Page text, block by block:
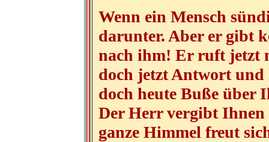
Wenn ein Mensch
darunter. Aber er gibt
nach ihm! Er ruft jetzt
doch jetzt Antwort und
doch heute Buße über
Der Herr vergibt
ganze Himmel freut